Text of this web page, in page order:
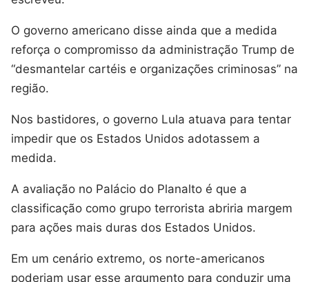
O governo americano disse ainda que a medida
reforça o compromisso da administração Trump de
“desmantelar cartéis e organizações criminosas” na
região.
Nos bastidores, o governo Lula atuava para tentar
impedir que os Estados Unidos adotassem a
medida.
A avaliação no Palácio do Planalto é que a
classificação como grupo terrorista abriria margem
para ações mais duras dos Estados Unidos.
Em um cenário extremo, os norte-americanos
poderiam usar esse argumento para conduzir uma